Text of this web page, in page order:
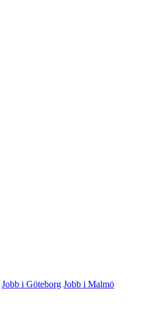
Jobb i Göteborg Jobb i Malmö